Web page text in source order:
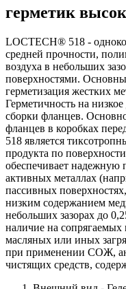
герметик
LOCTECH® 518 -
средней прочности,
воздуха в небольших
поверхностями.
герметизация жестких
Герметичность на низкое
сборки фланцев.
фланцев в коробках
518 является
продукта по
обеспечивает надежную
активных металлах
пассивных
низким содержанием
небольших зазорах до
наличие на сопрягаемых
масляных или иных
при применении СОЖ,
чистящих средств,